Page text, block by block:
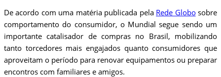
De acordo com uma matéria publicada pela Rede Globosobre
comportamento do consumidor, o Mundial segue sendo um
importante catalisador de compras no Brasil, mobilizando
tanto torcedores mais engajados quanto consumidores que
aproveitam o período para renovar equipamentos ou preparar
encontros com familiares e amigos.